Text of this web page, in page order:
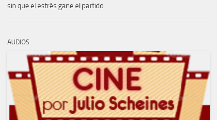
sin que el estrés gane el partido
AUDIOS